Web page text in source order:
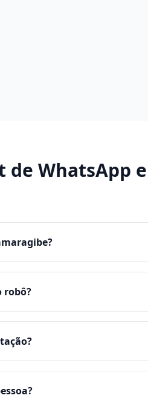
de WhatsApp
robô?